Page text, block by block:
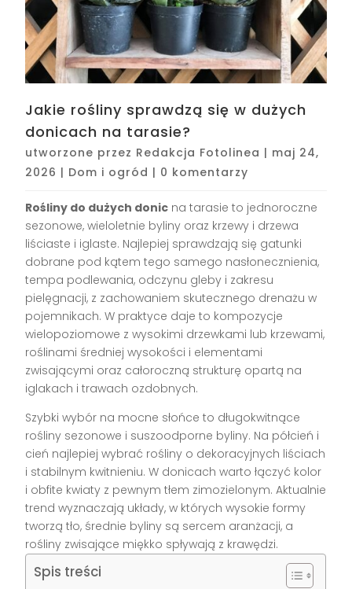
Jakie rośliny sprawdzą się w dużych
donicach na tarasie?
utworzone przez Redakcja Fotolinea | maj 24,
2026 | Dom i ogród | 0 komentarzy
Rośliny do dużych donic na tarasie to jednoroczne
sezonowe, wieloletnie byliny oraz krzewy i drzewa
liściaste i iglaste. Najlepiej sprawdzają się gatunki
dobrane pod kątem tego samego nasłonecznienia,
tempa podlewania, odczynu gleby i zakresu
pielęgnacji, z zachowaniem skutecznego drenażu w
pojemnikach. W praktyce daje to kompozycje
wielopoziomowe z wysokimi drzewkami lub krzewami,
roślinami średniej wysokości i elementami
zwisającymi oraz całoroczną strukturę opartą na
iglakach i trawach ozdobnych.
Szybki wybór na mocne słońce to długokwitnące
rośliny sezonowe i suszoodporne byliny. Na półcień i
cień najlepiej wybrać rośliny o dekoracyjnych liściach
i stabilnym kwitnieniu. W donicach warto łączyć kolor
i obfite kwiaty z pewnym tłem zimozielonym. Aktualnie
trend wyznaczają układy, w których wysokie formy
tworzą tło, średnie byliny są sercem aranżacji, a
rośliny zwisające miękko spływają z krawędzi.
Spis treści